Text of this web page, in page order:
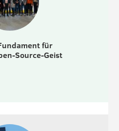
für
Source-Geist